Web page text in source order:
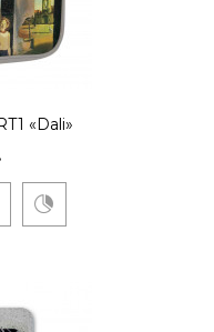
«Dali»